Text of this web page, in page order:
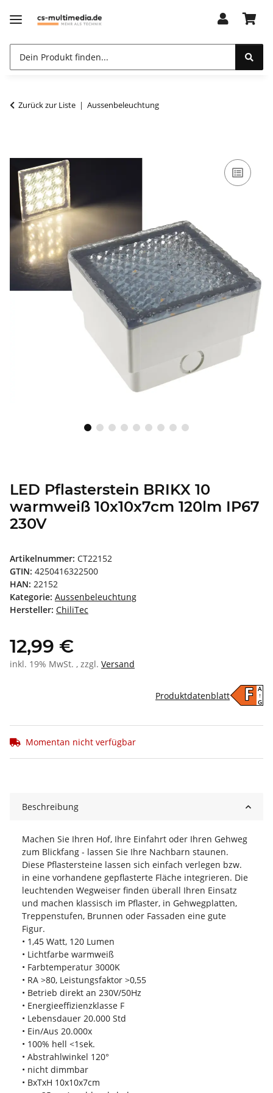
Zurück zur Liste Aussenbeleuchtung
LED Pflasterstein BRIKX 10
warmweiß 10x10x7cm 120lm IP67
230V
Artikelnummer: CT22152
GTIN: 4250416322500
HAN: 22152
Kategorie: Aussenbeleuchtung
Hersteller: ChiliTec
12,99 €
inkl. 19% MwSt. , zzgl. Versand
F A
↑
G
Produktdatenblatt
Momentan nicht verfügbar
Beschreibung
Machen Sie Ihren Hof, Ihre Einfahrt oder Ihren Gehweg
zum Blickfang - lassen Sie Ihre Nachbarn staunen.
Diese Pflastersteine lassen sich einfach verlegen bzw.
in eine vorhandene gepflasterte Fläche integrieren. Die
leuchtenden Wegweiser finden überall Ihren Einsatz
und machen klassisch im Pflaster, in Gehwegplatten,
Treppenstufen, Brunnen oder Fassaden eine gute
Figur.
• 1,45 Watt, 120 Lumen
• Lichtfarbe warmweiß
• Farbtemperatur 3000K
• RA >80, Leistungsfaktor >0,55
• Betrieb direkt an 230V/50Hz
• Energieeffizienzklasse F
• Lebensdauer 20.000 Std
• Ein/Aus 20.000x
• 100% hell <1sek.
• Abstrahlwinkel 120°
• nicht dimmbar
• BxTxH 10x10x7cm